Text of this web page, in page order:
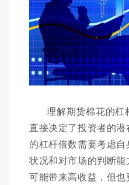
理解期货棉花的杠
直接决定了投资者的
的杠杆倍数需要考虑
状况和对市场的判断
可能带来高收益，但